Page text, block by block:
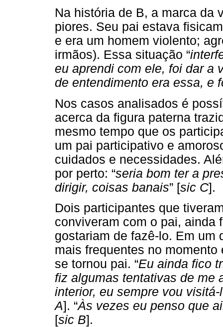
Na história de B, a marca da
piores. Seu pai estava
e era um homem violento;
irmãos). Essa situação “
eu aprendi com ele, foi dar a
de entendimento era essa, e
Nos casos analisados é
acerca da figura paterna
mesmo tempo que os
um pai participativo e
cuidados e necessidades.
por perto: “seria bom ter a
dirigir, coisas banais” [sic C].
Dois participantes que
conviveram com o pai, ainda
gostariam de fazê-lo. Em um
mais frequentes no
se tornou pai. “Eu ainda fico
fiz algumas tentativas de me
interior, eu sempre vou
A]. “Às vezes eu penso que
[sic B].